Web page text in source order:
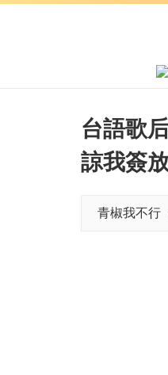
台語歌
諒我簽
青椒我不行